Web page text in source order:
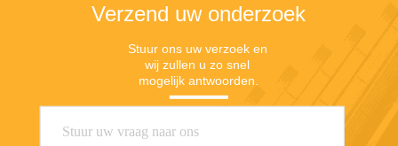
Verzend uw onderzoek
Stuur ons uw verzoek en
wij zullen u zo snel
mogelijk antwoorden.